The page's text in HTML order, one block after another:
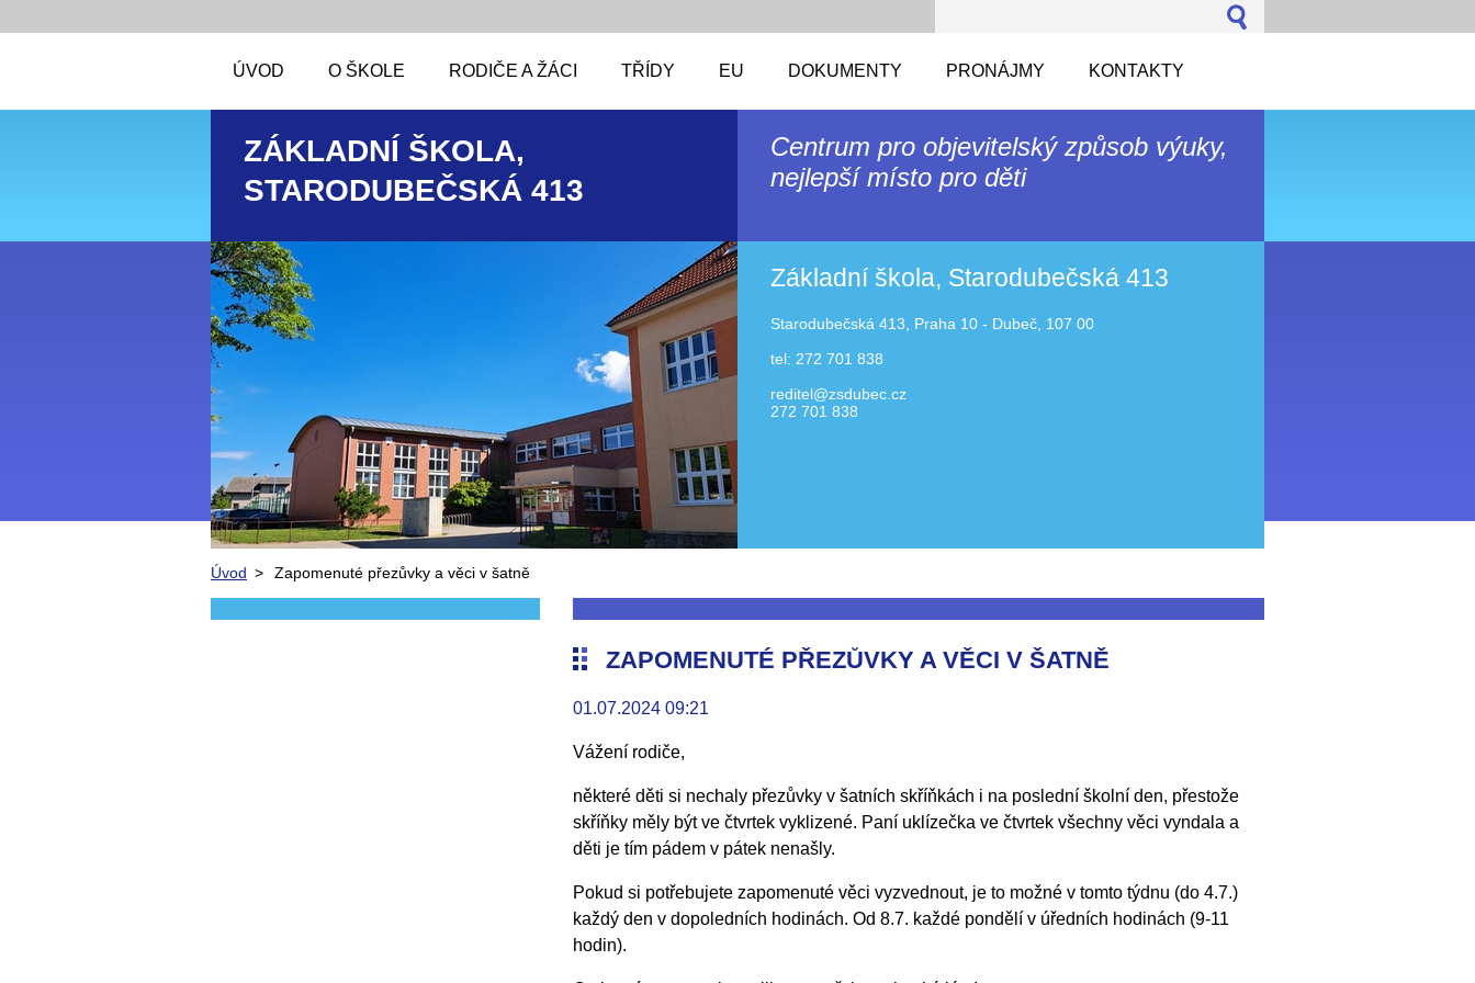
ÚVOD O ŠKOLE RODIČE A ŽÁCI TŘÍDY EU DOKUMENTY PRONÁJMY KONTAKTY
ZÁKLADNÍ ŠKOLA,
STARODUBEČSKÁ 413
Centrum pro objevitelský způsob výuky,
nejlepší místo pro děti
Základní škola, Starodubečská 413
Starodubečská 413, Praha 10 - Dubeč, 107 00
tel: 272 701 838
reditel@zsdubec.cz
272 701 838
Úvod > Zapomenuté přezůvky a věci v šatně
ZAPOMENUTÉ PŘEZŮVKY A VĚCI V ŠATNĚ
01.07.2024 09:21
Vážení rodiče,
některé děti si nechaly přezůvky v šatních skříňkách i na poslední školní den, přestože
skříňky měly být ve čtvrtek vyklizené. Paní uklízečka ve čtvrtek všechny věci vyndala a
děti je tím pádem v pátek nenašly.
Pokud si potřebujete zapomenuté věci vyzvednout, je to možné v tomto týdnu (do 4.7.)
každý den v dopoledních hodinách. Od 8.7. každé pondělí v úředních hodinách (9-11
hodin).